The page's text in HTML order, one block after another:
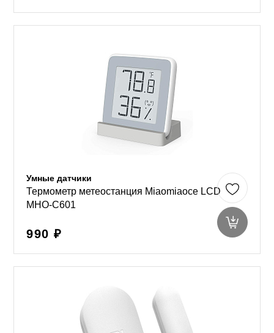
Умные датчики
Термометр метеостанция Miaomiaoce LCD
MHO-C601
990 ₽